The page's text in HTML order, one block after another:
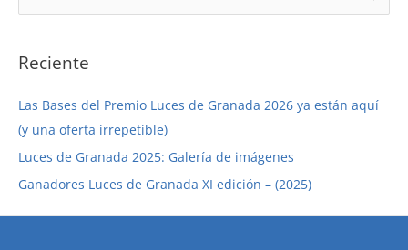
u
c
r
p
o
r
Reciente
Las Bases del Premio Luces de Granada 2026 ya están aquí
(y una oferta irrepetible)
Luces de Granada 2025: Galería de imágenes
Ganadores Luces de Granada XI edición – (2025)